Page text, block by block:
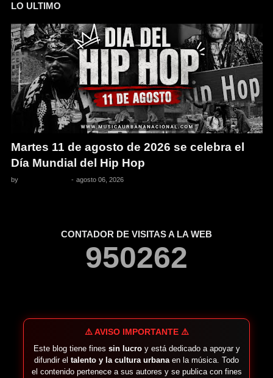
LO ULTIMO
Martes 11 de agosto de 2026 se celebra el
Día Mundial del Hip Hop
by - agosto 06, 2026
CONTADOR DE VISITAS A LA WEB
950262
⚠️ AVISO IMPORTANTE ⚠️
Este blog tiene fines sin lucroy está dedicado a apoyar y
difundir el talento y la cultura urbanaen la música. Todo
el contenido pertenece a sus autores y se publica con fines